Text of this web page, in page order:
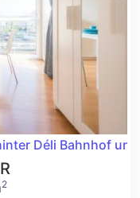
Déli Bahnhof
2